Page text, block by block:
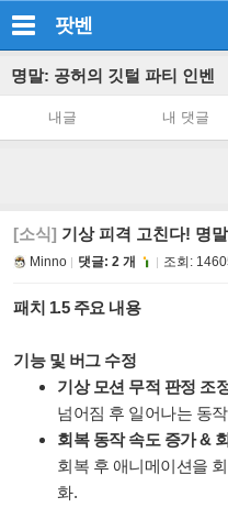
팟벤
명말: 공허의 깃털 파티 인벤
내글 내 댓글
[소식] 기상 피격 고친다! 명
Minno 댓글: 2 개 조회:
패치 1.5 주요 내용
기능 및 버그 수정
기상 모션 무적 판정 조
넘어짐 후 일어나는 동
회복 동작 속도 증가 &
회복 후 애니메이션을
화.